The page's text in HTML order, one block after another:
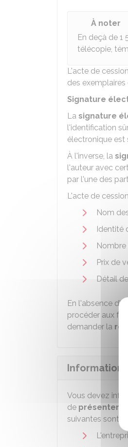
À noter
En deçà de 1
télécopie,
L'acte de
des
Signature
La signature
l'identification
électronique est
À l'inverse, la
l'auteur avec
par l'une des
L'acte de
Nom
Identité
Prix de
Détail
En l'absence
procéder aux
demander la
Information
Vous devez
de présenter
suivantes sont